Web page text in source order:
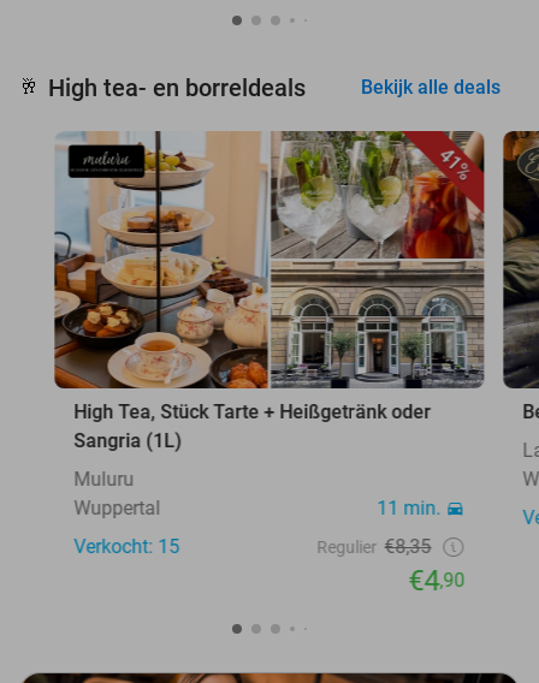
🥂 High tea- en borreldeals Bekijk alle deals
41%
High Tea, Stück Tarte + Heißgetränk oder
Sangria (1L)
Muluru
Wuppertal
11 min.
Verkocht: 15
Regulier €8,35
€4,90